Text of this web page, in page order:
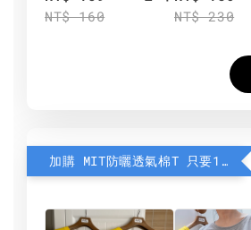
NT$ 160
NT$ 230
加購 MIT防曬透氣棉T 只要190元